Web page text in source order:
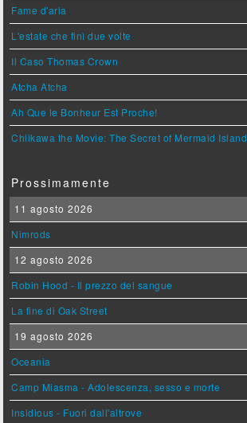
Fame d'aria
L'estate che finì due volte
Il Caso Thomas Crown
Atcha Atcha
Ah Que le Bonheur Est Proche!
Chiikawa the Movie: The Secret of Mermaid Island
Prossimamente
11 agosto 2026
Nimrods
12 agosto 2026
Robin Hood - Il prezzo del sangue
La fine di Oak Street
19 agosto 2026
Oceania
Camp Miasma - Adolescenza, sesso e morte
Insidious - Fuori dall'altrove